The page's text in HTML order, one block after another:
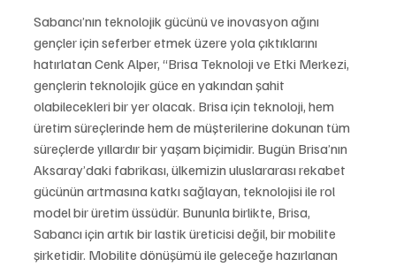
Sabancı’nın teknolojik gücünü ve inovasyon ağını
gençler için seferber etmek üzere yola çıktıklarını
hatırlatan Cenk Alper, “Brisa Teknoloji ve Etki Merkezi,
gençlerin teknolojik güce en yakından şahit
olabilecekleri bir yer olacak. Brisa için teknoloji, hem
üretim süreçlerinde hem de müşterilerine dokunan tüm
süreçlerde yıllardır bir yaşam biçimidir. Bugün Brisa’nın
Aksaray’daki fabrikası, ülkemizin uluslararası rekabet
gücünün artmasına katkı sağlayan, teknolojisi ile rol
model bir üretim üssüdür. Bununla birlikte, Brisa,
Sabancı için artık bir lastik üreticisi değil, bir mobilite
şirketidir. Mobilite dönüşümü ile geleceğe hazırlanan